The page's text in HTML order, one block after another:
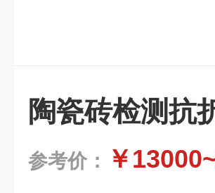
陶瓷砖检测抗
参考价： ￥